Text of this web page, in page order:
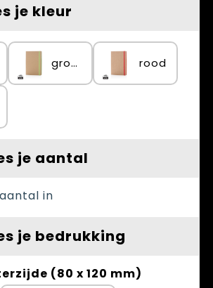
en Fiets
je kleur
groen rood
je aantal
in
je bedrukking
(80 x 120 mm)